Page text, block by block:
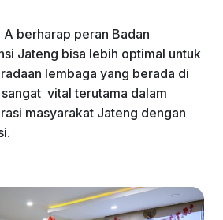
A berharap peran Badan
Jateng bisa lebih optimal untuk
lembaga yang berada di
vital terutama dalam
masyarakat Jateng dengan